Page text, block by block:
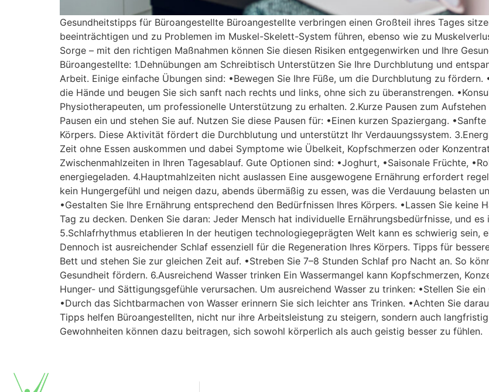
Gesundheitstipps für Büroangestellte Büroangestellte verbringen einen Großteil ihres Tages
beeinträchtigen und zu Problemen im Muskel-Skelett-System führen, ebenso wie zu
Sorge – mit den richtigen Maßnahmen können Sie diesen Risiken entgegenwirken und Ihre
Büroangestellte: 1.Dehnübungen am Schreibtisch Unterstützen Sie Ihre Durchblutung und
Arbeit. Einige einfache Übungen sind: •Bewegen Sie Ihre Füße, um die Durchblutung zu
die Hände und beugen Sie sich sanft nach rechts und links, ohne sich zu überanstrengen.
Physiotherapeuten, um professionelle Unterstützung zu erhalten. 2.Kurze Pausen zum
Pausen ein und stehen Sie auf. Nutzen Sie diese Pausen für: •Einen kurzen Spaziergang.
Körpers. Diese Aktivität fördert die Durchblutung und unterstützt Ihr Verdauungssystem.
Zeit ohne Essen auskommen und dabei Symptome wie Übelkeit, Kopfschmerzen oder
Zwischenmahlzeiten in Ihren Tagesablauf. Gute Optionen sind: •Joghurt, •Saisonale Früchte,
energiegeladen. 4.Hauptmahlzeiten nicht auslassen Eine ausgewogene Ernährung erfordert
kein Hungergefühl und neigen dazu, abends übermäßig zu essen, was die Verdauung belasten
•Gestalten Sie Ihre Ernährung entsprechend den Bedürfnissen Ihres Körpers. •Lassen Sie
Tag zu decken. Denken Sie daran: Jeder Mensch hat individuelle Ernährungsbedürfnisse, und
5.Schlafrhythmus etablieren In der heutigen technologiegeprägten Welt kann es schwierig sein,
Dennoch ist ausreichender Schlaf essenziell für die Regeneration Ihres Körpers. Tipps für
Bett und stehen Sie zur gleichen Zeit auf. •Streben Sie 7–8 Stunden Schlaf pro Nacht an. So
Gesundheit fördern. 6.Ausreichend Wasser trinken Ein Wassermangel kann Kopfschmerzen,
Hunger- und Sättigungsgefühle verursachen. Um ausreichend Wasser zu trinken: •Stellen Sie
•Durch das Sichtbarmachen von Wasser erinnern Sie sich leichter ans Trinken. •Achten Sie
Tipps helfen Büroangestellten, nicht nur ihre Arbeitsleistung zu steigern, sondern auch
Gewohnheiten können dazu beitragen, sich sowohl körperlich als auch geistig besser zu fühlen.